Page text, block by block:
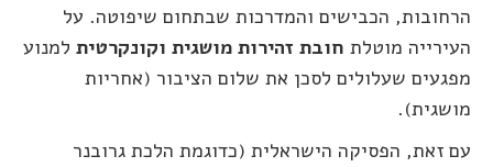
הרחובות, הכבישים והמדרכות שבתחום שיפוטה. על
העירייה מוטלת חובת זהירות מושגית וקונקרטית למנוע
מפגעים שעלולים לסכן את שלום הציבור (אחריות
מושגית).
עם זאת, הפסיקה הישראלית (כדוגמת הלכת גרובנר